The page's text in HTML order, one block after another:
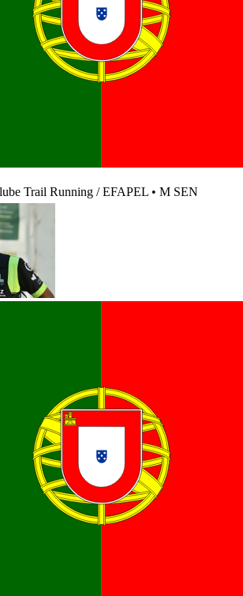
Trail Running / EFAPEL • M SEN